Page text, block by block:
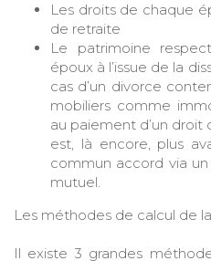
Les droits de chaque
de retraite
Le patrimoine
époux à l’issue de la
cas d’un divorce
mobiliers comme
au paiement d’un droit
est, là encore, plus
commun accord via
mutuel.
Les méthodes de calcul de
Il existe 3 grandes